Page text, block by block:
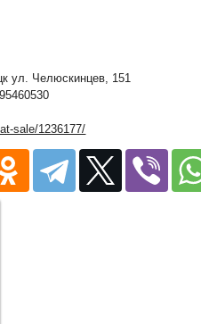
Челюскинцев, 151
sale/1236177/